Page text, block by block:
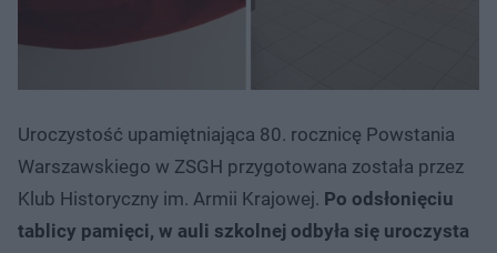
Uroczystość upamiętniająca 80. rocznicę Powstania
Warszawskiego w ZSGH przygotowana została przez
Klub Historyczny im. Armii Krajowej. Po odsłonięciu
tablicy pamięci, w auli szkolnej odbyła się uroczysta